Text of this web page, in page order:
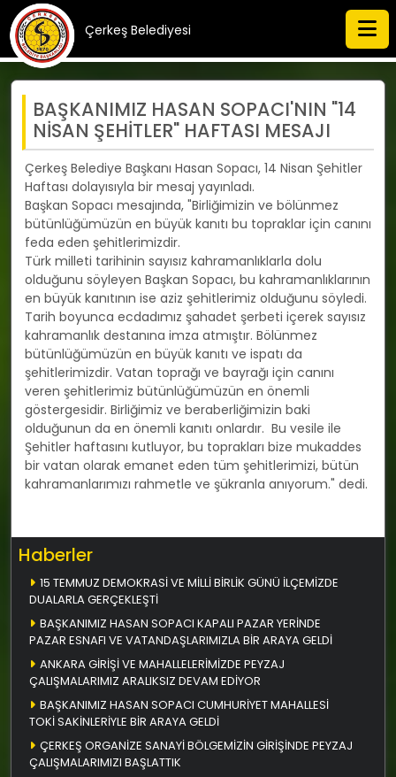
Çerkeş Belediyesi
Haberler
15 TEMMUZ DEMOKRASİ VE MİLLİ BİRLİK GÜNÜ İLÇEMİZDE
DUALARLA GERÇEKLEŞTİ
BAŞKANIMIZ HASAN SOPACI KAPALI PAZAR YERİNDE
PAZAR ESNAFI VE VATANDAŞLARIMIZLA BİR ARAYA GELDİ
ANKARA GİRİŞİ VE MAHALLELERİMİZDE PEYZAJ
ÇALIŞMALARIMIZ ARALIKSIZ DEVAM EDİYOR
BAŞKANIMIZ HASAN SOPACI CUMHURİYET MAHALLESİ
TOKİ SAKİNLERİYLE BİR ARAYA GELDİ
ÇERKEŞ ORGANİZE SANAYİ BÖLGEMİZİN GİRİŞİNDE PEYZAJ
ÇALIŞMALARIMIZI BAŞLATTIK
BAŞKANIMIZ HASAN SOPACI'NIN "14
NİSAN ŞEHİTLER" HAFTASI MESAJI
Çerkeş Belediye Başkanı Hasan Sopacı, 14 Nisan Şehitler
Haftası dolayısıyla bir mesaj yayınladı.
Başkan Sopacı mesajında, "Birliğimizin ve bölünmez
bütünlüğümüzün en büyük kanıtı bu topraklar için canını
feda eden şehitlerimizdir.
Türk milleti tarihinin sayısız kahramanlıklarla dolu
olduğunu söyleyen Başkan Sopacı, bu kahramanlıklarının
en büyük kanıtının ise aziz şehitlerimiz olduğunu söyledi.
Tarih boyunca ecdadımız şahadet şerbeti içerek sayısız
kahramanlık destanına imza atmıştır. Bölünmez
bütünlüğümüzün en büyük kanıtı ve ispatı da
şehitlerimizdir. Vatan toprağı ve bayrağı için canını
veren şehitlerimiz bütünlüğümüzün en önemli
göstergesidir. Birliğimiz ve beraberliğimizin baki
olduğunun da en önemli kanıtı onlardır. Bu vesile ile
Şehitler haftasını kutluyor, bu toprakları bize mukaddes
bir vatan olarak emanet eden tüm şehitlerimizi, bütün
kahramanlarımızı rahmetle ve şükranla anıyorum." dedi.